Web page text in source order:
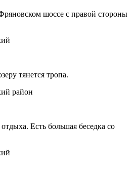
шоссе с правой стороны
тянется тропа.
Есть большая беседка со